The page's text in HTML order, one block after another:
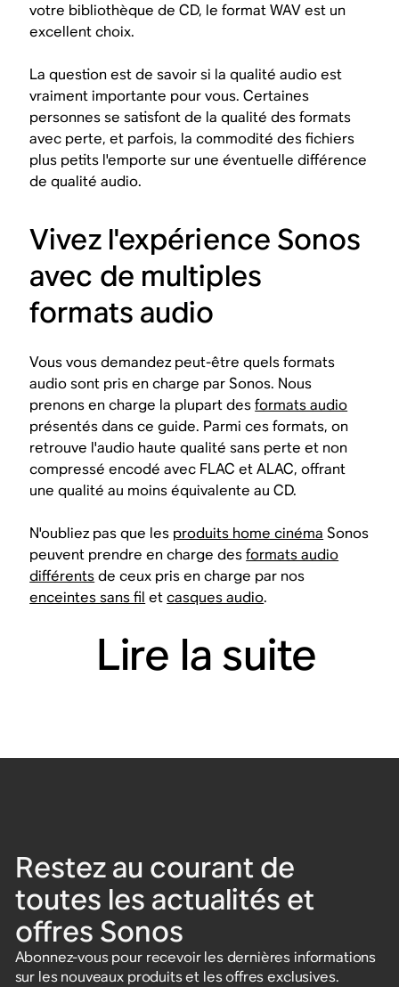
votre bibliothèque de CD, le format WAV est un
excellent choix.
La question est de savoir si la qualité audio est
vraiment importante pour vous. Certaines
personnes se satisfont de la qualité des formats
avec perte, et parfois, la commodité des fichiers
plus petits l'emporte sur une éventuelle différence
de qualité audio.
Vivez l'expérience Sonos
avec de multiples
formats audio
Vous vous demandez peut-être quels formats
audio sont pris en charge par Sonos. Nous
prenons en charge la plupart desformats audio
présentés dans ce guide. Parmi ces formats, on
retrouve l'audio haute qualité sans perte et non
compressé encodé avec FLAC et ALAC, offrant
une qualité au moins équivalente au CD.
N'oubliez pas que les produits home cinéma Sonos
peuvent prendre en charge desformats audio
différentsde ceux pris en charge par nos
enceintes sans fil etcasques audio.
Lire la suite
Restez au courant de
toutes les actualités et
offres Sonos
Abonnez-vous pour recevoir les dernières informations
sur les nouveaux produits et les offres exclusives.